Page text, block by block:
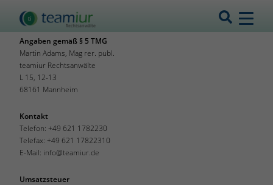
Impressum
Angaben gemäß § 5 TMG
Martin Adams, Mag rer. publ.
teamiur Rechtsanwälte
L 15, 12-13
68161 Mannheim
Kontakt
Telefon: +49 621 1782230
Telefax: +49 621 17822310
E-Mail: info@teamiur.de
Umsatzsteuer